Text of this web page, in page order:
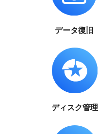
データ復旧
ディスク管理